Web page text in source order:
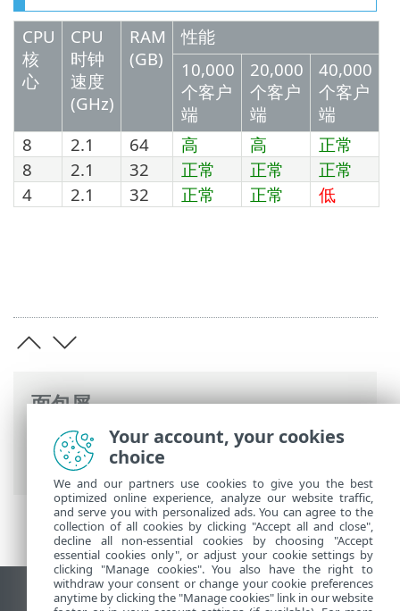
面包屑
ESET 联机帮助>ESET PROTECT On-Prem
规格> 硬件和基础结构大小调整
CPU
核
心
CPU
时钟
速度
(GHz)
RAM
(GB)
性能
10,000
个客户
端
20,000
个客户
端
40,000
个客户
端
8
2.1 64 高 高
正常
8
2.1 32 正常 正常
正常
4
2.1 32 正常 正常 低
查看桌面站点
Your account, your cookies
choice
We and our partners use cookies to give you the best
optimized online experience, analyze our website traffic,
and serve you with personalized ads. You can agree to the
collection of all cookies by clicking "Accept all and close",
decline all non-essential cookies by choosing "Accept
essential cookies only", or adjust your cookie settings by
clicking "Manage cookies". You also have the right to
withdraw your consent or change your cookie preferences
anytime by clicking the "Manage cookies" link in our website